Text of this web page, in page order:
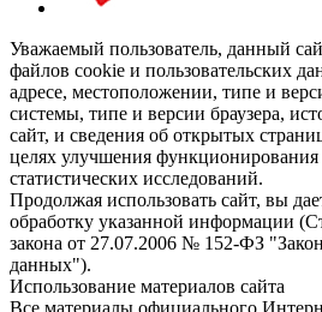
Уважаемый пользователь, данный
файлов cookie и пользовательских
адресе, местоположении, типе и
системы, типе и версии браузера,
сайт, и сведения об открытых
целях улучшения функционирования
статистических исследований.
Продолжая использовать сайт, вы
обработку указанной информации
закона от 27.07.2006 № 152-ФЗ
данных").
Использование материалов сайта
Все материалы официального